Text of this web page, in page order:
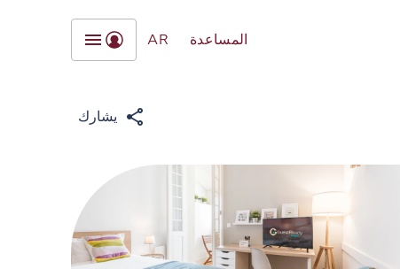
المساعدة AR
يشارك